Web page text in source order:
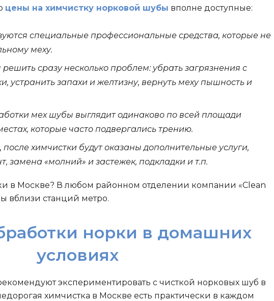
цены на химчистку норковой шубы вполне доступные:
специальные профессиональные средства, которые не
меху.
сразу несколько проблем: убрать загрязнения с
устранить запахи и желтизну, вернуть меху пышность и
мех шубы выглядит одинаково по всей площади
которые часто подвергались трению.
после химчистки будут оказаны дополнительные услуги,
замена «молний» и застежек, подкладки и т.п.
в Москве? В любом районном отделении компании «Clean
вблизи станций метро.
норки в домашних
условиях
экспериментировать с чисткой норковых шуб в
химчистка в Москве есть практически в каждом